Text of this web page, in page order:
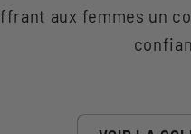
aux femmes un